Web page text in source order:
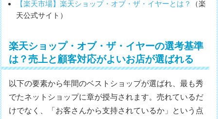
【楽天市場】楽天ショップ・オブ・ザ・イヤーとは？
（楽
天公式サイト）
楽天ショップ・オブ・ザ・イヤーの選考基準
は？売上と顧客対応がよいお店が選ばれる
以下の要素から年間のベストショップが選ばれ、最も秀
でたネットショップに章が授与されます。売れているだ
けでなく、「お客さんから支持されているか」という点